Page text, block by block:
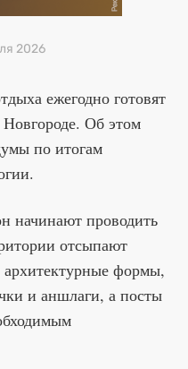
2026
ежегодно готовят
Об этом
по итогам
начинают проводить
отсыпают
формы,
и аншлаги, а посты